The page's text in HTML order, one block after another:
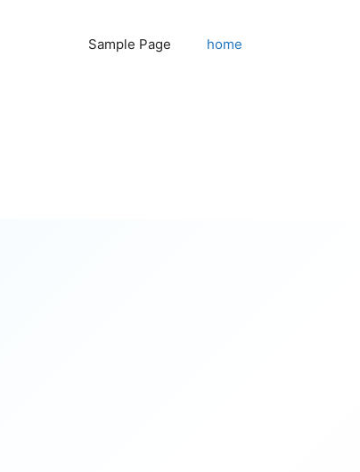
Sample Page home